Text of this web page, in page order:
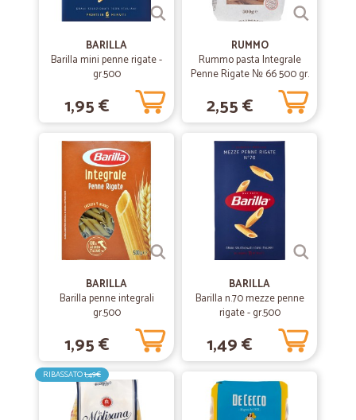
BARILLA
Barilla mini penne rigate -
gr.500
1,95 €
RUMMO
Rummo pasta Integrale
Penne Rigate № 66 500 gr.
2,55 €
BARILLA
Barilla penne integrali
gr.500
1,95 €
BARILLA
Barilla n.70 mezze penne
rigate - gr.500
1,49 €
RIBASSATO1,49€